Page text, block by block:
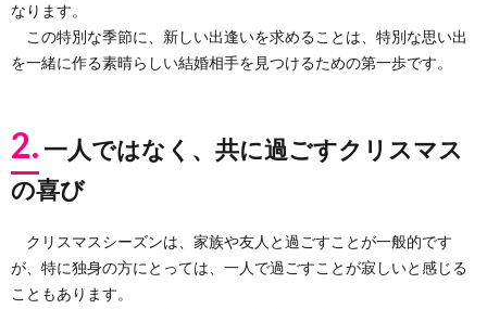
なります。
この特別な季節に、新しい出逢いを求めることは、特別な思い出
を一緒に作る素晴らしい結婚相手を見つけるための第一歩です。
2. 一人ではなく、共に過ごすクリスマス
の喜び
クリスマスシーズンは、家族や友人と過ごすことが一般的です
が、特に独身の方にとっては、一人で過ごすことが寂しいと感じる
こともあります。